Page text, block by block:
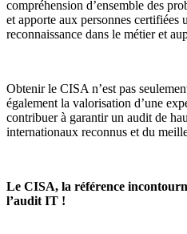
compréhension d’ensemble des
et apporte aux personnes certifiées
reconnaissance dans le métier et
Obtenir le CISA n’est pas
également la valorisation d’une
contribuer à garantir un audit de
internationaux reconnus et du
Le CISA, la référence
l’audit IT !